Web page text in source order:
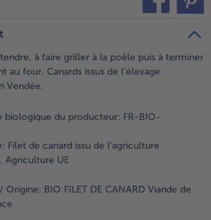
à faire griller à la poêle puis à terminer
au four. Canards issus de l'élevage
Vendée.
du producteur: FR-BIO-
Filet de canard issu de l'agriculture
Agriculture UE
Origine: BIO FILET DE CANARD Viande de